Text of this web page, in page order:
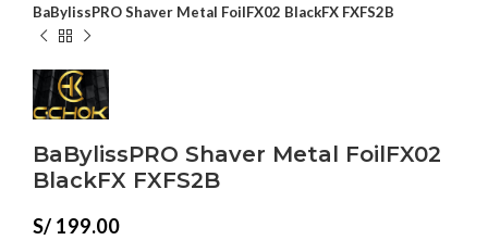
BaBylissPRO Shaver Metal FoilFX02 BlackFX FXFS2B
BaBylissPRO Shaver Metal FoilFX02
BlackFX FXFS2B
S/ 199.00